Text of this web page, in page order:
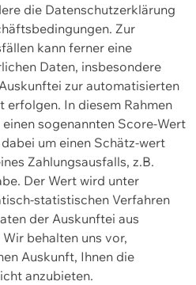
die Datenschutzerklärung
Zur
kann ferner eine
Daten, insbesondere
zur automatisierten
erfolgen. In diesem Rahmen
sogenannten Score-Wert
um einen Schätz-wert
Zahlungsausfalls, z.B.
Der Wert wird unter
statistischen Verfahren
der Auskunftei aus
behalten uns vor,
Auskunft, Ihnen die
anzubieten.